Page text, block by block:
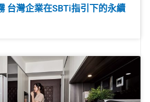
台灣企業在SBTi指引下的永續